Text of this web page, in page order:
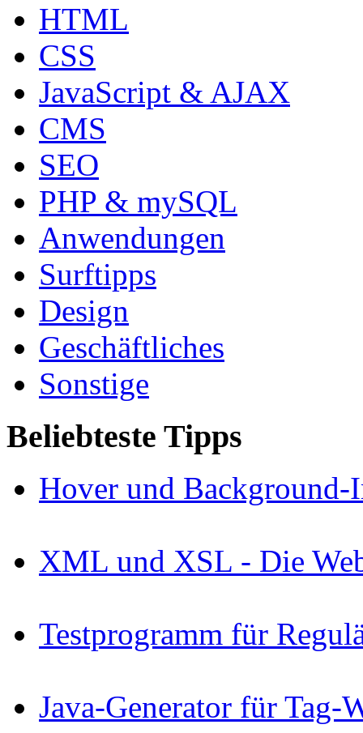
HTML
CSS
JavaScript & AJAX
CMS
SEO
PHP & mySQL
Anwendungen
Surftipps
Design
Geschäftliches
Sonstige
Beliebteste Tipps
Hover und Background-
XML und XSL - Die
Testprogramm für
Java-Generator für Tag-